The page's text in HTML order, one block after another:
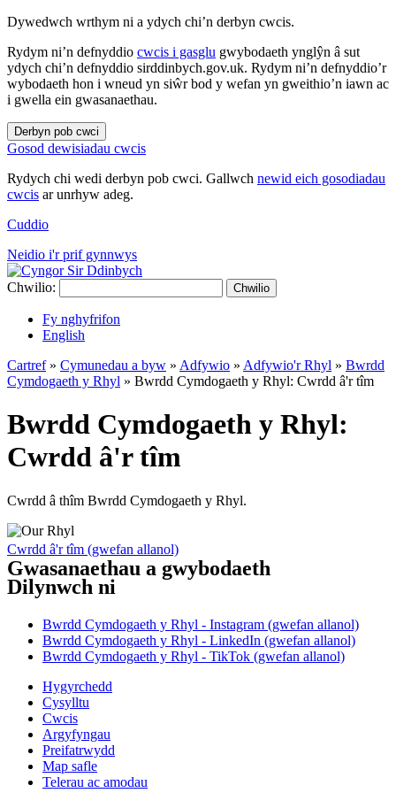
Dywedwch wrthym ni a ydych chi’n derbyn cwcis.
Rydym ni’n defnyddio cwcis i gasglu gwybodaeth ynglŷn â sut
ydych chi’n defnyddio sirddinbych.gov.uk. Rydym ni’n defnyddio’r
wybodaeth hon i wneud yn siŵr bod y wefan yn gweithio’n iawn ac
i gwella ein gwasanaethau.
Derbyn pob cwci
Gosod dewisiadau cwcis
Rydych chi wedi derbyn pob cwci. Gallwch newid eich gosodiadau
cwcis ar unrhyw adeg.
Cuddio
Neidio i'r prif gynnwys
Chwilio: Chwilio
Fy nghyfrifon
English
Cartref» Cymunedau a byw » Adfywio » Adfywio'r Rhyl » Bwrdd
Cymdogaeth y Rhyl » Bwrdd Cymdogaeth y Rhyl: Cwrdd â'r tîm
Bwrdd Cymdogaeth y Rhyl:
Cwrdd â'r tîm
Cwrdd â thîm Bwrdd Cymdogaeth y Rhyl.
Gwasanaethau a gwybodaeth
Cwrdd â'r tîm (gwefan allanol)
Dilynwch ni
Bwrdd Cymdogaeth y Rhyl - Instagram (gwefan allanol)
Bwrdd Cymdogaeth y Rhyl - LinkedIn (gwefan allanol)
Bwrdd Cymdogaeth y Rhyl - TikTok (gwefan allanol)
Hygyrchedd
Cysylltu
Cwcis
Argyfyngau
Preifatrwydd
Map safle
Telerau ac amodau